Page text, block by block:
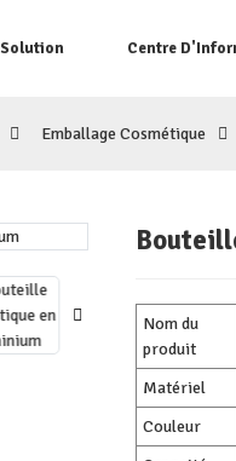
Solution Centre
Emballage Cosmétique
Nom du
produit
Matériel
Couleur